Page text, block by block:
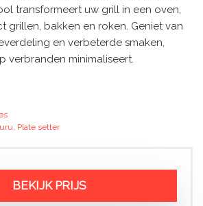
transformeert uw grill in een oven,
grillen, bakken en roken. Geniet van
en verbeterde smaken,
verbranden minimaliseert.
Plate setter
BEKIJK PRIJS